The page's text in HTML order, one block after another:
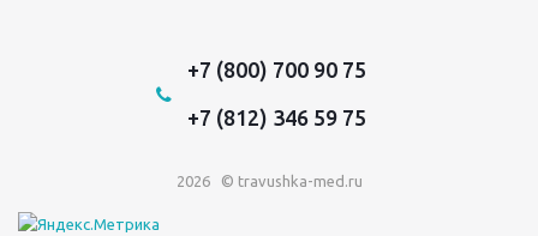
+7 (800) 700 90 75
+7 (812) 346 59 75
2026 © travushka-med.ru